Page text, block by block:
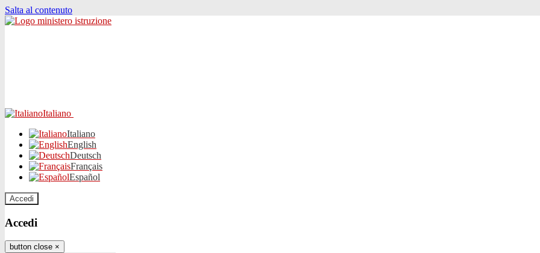
Salta al contenuto
Italiano
Italiano
English
Deutsch
Français
Español
Accedi
Accedi
button close ×